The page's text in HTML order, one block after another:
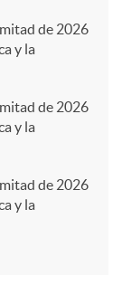
de 2026
y la
de 2026
y la
de 2026
y la